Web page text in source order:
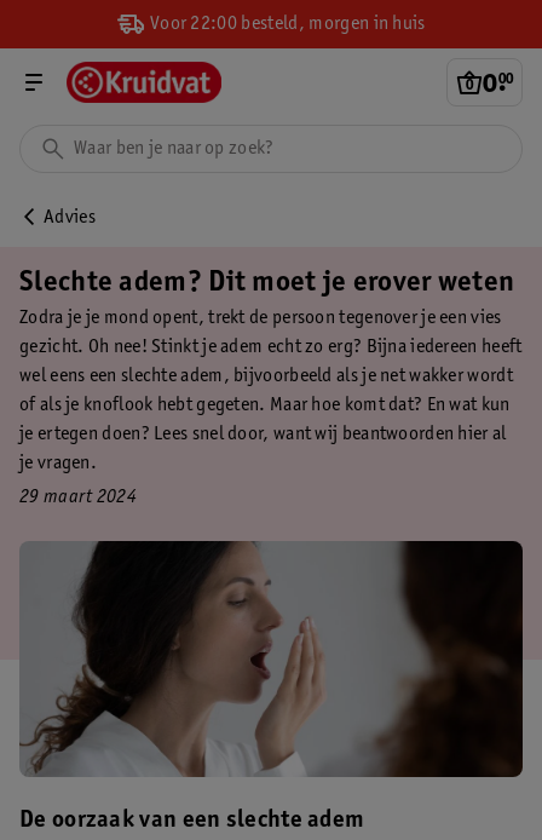
Voor 22:00 besteld, morgen in huis
0.
00
Advies
Slechte adem? Dit moet je erover weten
Zodra je je mond opent, trekt de persoon tegenover je een vies
gezicht. Oh nee! Stinkt je adem echt zo erg? Bijna iedereen heeft
wel eens een slechte adem, bijvoorbeeld als je net wakker wordt
of als je knoflook hebt gegeten. Maar hoe komt dat? En wat kun
je ertegen doen? Lees snel door, want wij beantwoorden hier al
je vragen.
29 maart 2024
De oorzaak van een slechte adem